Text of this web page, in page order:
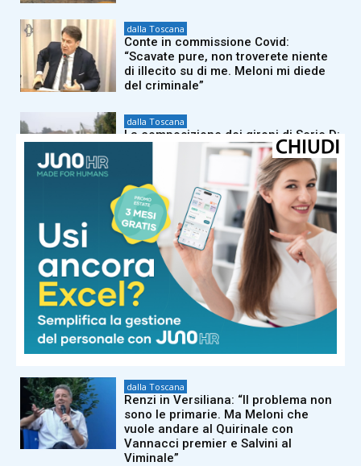
dalla Toscana
Conte in commissione Covid:
“Scavate pure, non troverete niente
di illecito su di me. Meloni mi diede
del criminale”
dalla Toscana
La composizione dei gironi di Serie D:
tutti i derby regionali del Girone E e le
avversarie di Pistoiese e Pontedera
dalla Toscana
Il Sangiovese in Canada: il Consorzio
Chianti vola in Nordamerica per
formare gli esperti del settore
dalla Toscana
Morto a 86 anni nella sua casa
dell’Appennino pistoiese il
cantautore Francesco Guccini
dalla Toscana
Renzi in Versiliana: “Il problema non
sono le primarie. Ma Meloni che
vuole andare al Quirinale con
Vannacci premier e Salvini al
Viminale”